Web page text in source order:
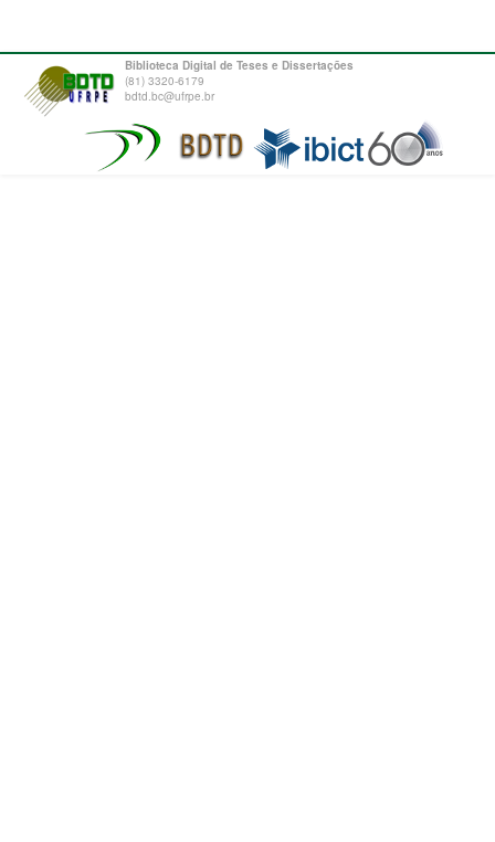
Biblioteca Digital de Teses e Dissertações
(81) 3320-6179
bdtd.bc@ufrpe.br